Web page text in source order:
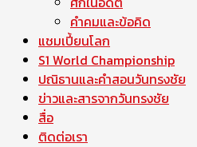
คำคมและข้อคิด
แชมเปี้ยนโลก
S1 World Championship
ปณิธานและคำสอนวันทรงชัย
ข่าวและสารจากวันทรงชัย
สื่อ
ติดต่อเรา